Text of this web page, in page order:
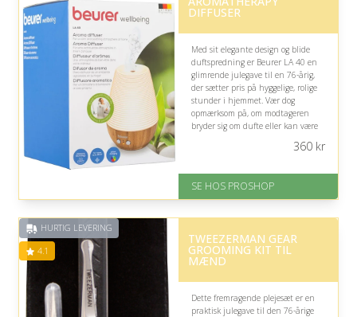
DIFFUSER
Med sit elegante design og blide
duftspredning er Beurer LA 40 en
glimrende julegave til en 76-årig,
der sætter pris på hyggelige, rolige
stunder i hjemmet. Vær dog
opmærksom på, om modtageren
bryder sig om dufte eller kan være
Fremragende Trustpilot rating
360kr
SE HOS PROSHOP
HURTIG LEVERING
4.1
TWEEZERMAN GEAR
GROOMING KIT TIL
MÆND
Dette fremragende plejesæt er en
praktisk julegave til den 76-årige